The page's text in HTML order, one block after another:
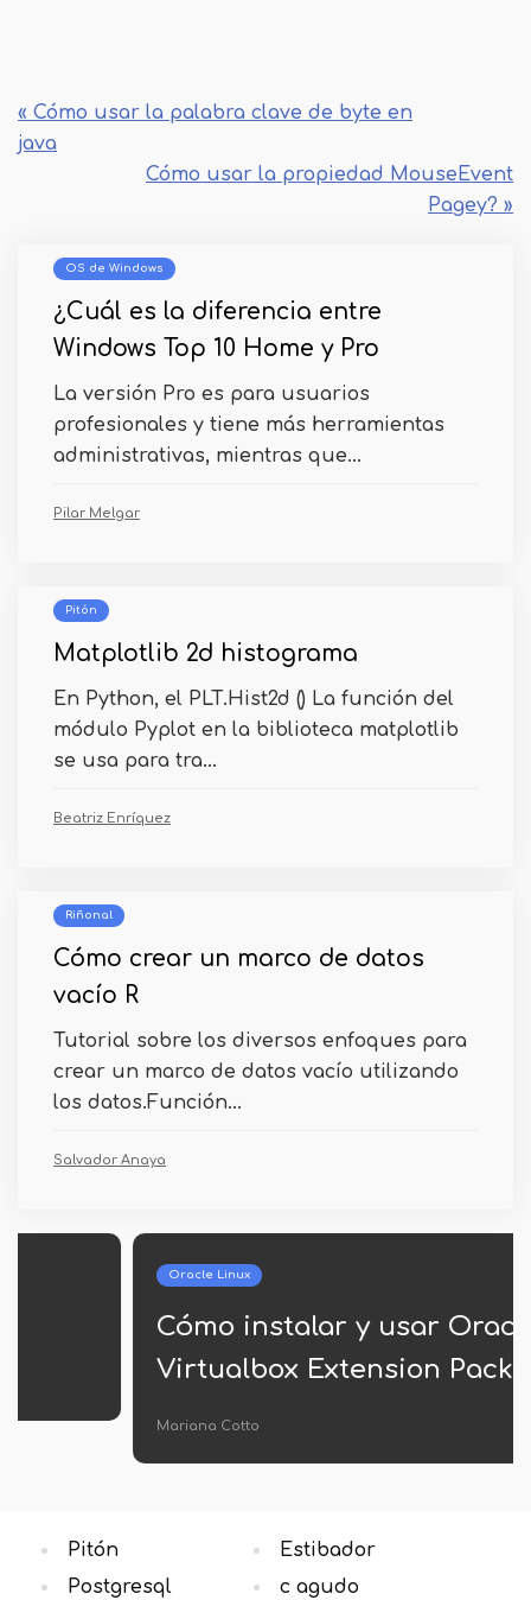
« Cómo usar la palabra clave de byte en
java
Cómo usar la propiedad MouseEvent
Pagey? »
OS de Windows
¿Cuál es la diferencia entre
Windows Top 10 Home y Pro
La versión Pro es para usuarios
profesionales y tiene más herramientas
administrativas, mientras que...
Pilar Melgar
Pitón
Matplotlib 2d histograma
En Python, el PLT.Hist2d () La función del
módulo Pyplot en la biblioteca matplotlib
se usa para tra...
Beatriz Enríquez
Riñonal
Cómo crear un marco de datos
vacío R
Tutorial sobre los diversos enfoques para
crear un marco de datos vacío utilizando
los datos.Función...
Salvador Anaya
Cómo instalar y usar Oracle
Virtualbox Extension Pack?
Mariana Cotto
Pitón
Postgresql
Estibador
c agudo